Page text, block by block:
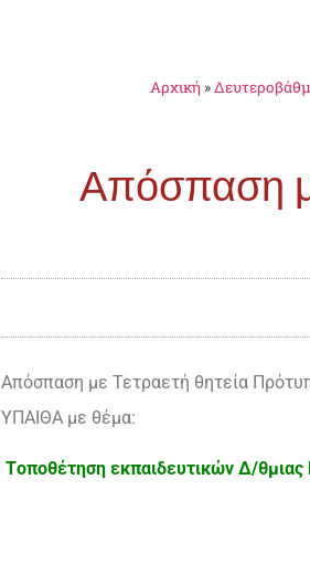
Αρχική »
Απόσπαση
Απόσπαση με Τετραετή θητεία
ΥΠΑΙΘΑ με θέμα:
Tοποθέτηση εκπαιδευτικών Δ/θμιας